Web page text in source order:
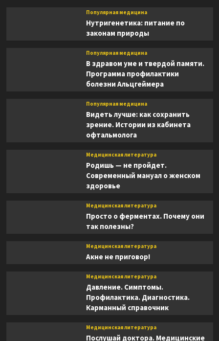
Популярная медицина
Нутригенетика: питание по
законам природы
Популярная медицина
В здравом уме и твердой памяти.
Программа профилактики
болезни Альцгеймера
Популярная медицина
Видеть лучше: как сохранить
зрение. Истории из кабинета
офтальмолога
Медицинская литература
Родишь — не пройдет.
Современный мануал о женском
здоровье
Медицинская литература
Просто о ферментах. Почему они
так полезны?
Медицинская литература
Акне не приговор!
Медицинская литература
Давление. Симптомы.
Профилактика. Диагностика.
Карманный справочник
Медицинская литература
Послушай доктора. Медицинские